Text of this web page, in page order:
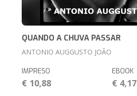
QUANDO A CHUVA PASSAR
ANTONIO AUGGUSTO JOÃO
IMPRESO
€ 10,88
EBOOK
€ 4,17